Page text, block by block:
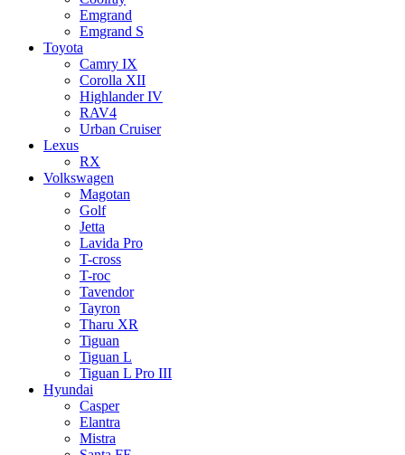
Emgrand
Emgrand S
Toyota
Camry IX
Corolla XII
Highlander IV
RAV4
Urban Cruiser
Lexus
RX
Volkswagen
Magotan
Golf
Jetta
Lavida Pro
T-cross
T-roc
Tavendor
Tayron
Tharu XR
Tiguan
Tiguan L
Tiguan L Pro III
Hyundai
Casper
Elantra
Mistra